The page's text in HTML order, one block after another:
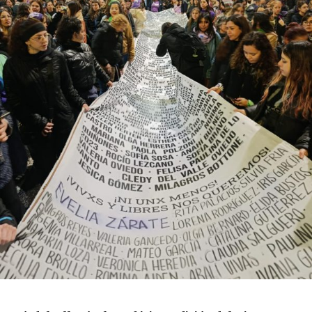
relevamiento, de un aumento “abrupto, excepcional y
cualitativamente distinto a la progresión observada en
los años anteriores”.
La violencia por odio hacia el colectivo LGBT+ se
intensificó en un contexto de desmantelamiento de
políticas públicas, vaciamiento de organismos de
protección, paralización de la agenda legislativa en
materia de derechos y consolidación de discursos
fascistas que estigmatizan a la diversidad.
Para María Rachid, titular del Instituto contra la
Discriminación de la Ciudad de Buenos Aires e
integrante de la Federación Argentina LGBT+
(FALGBT), el drástico aumento de estos crímenes en
Argentina no puede separarse de los discursos de odio
que provienen del gobierno nacional. “Tanto el
de manera violenta y discriminatoria hacia la comunidad